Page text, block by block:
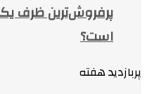
پرفروش‌ترین ظرف
است؟
پربازدید هفته